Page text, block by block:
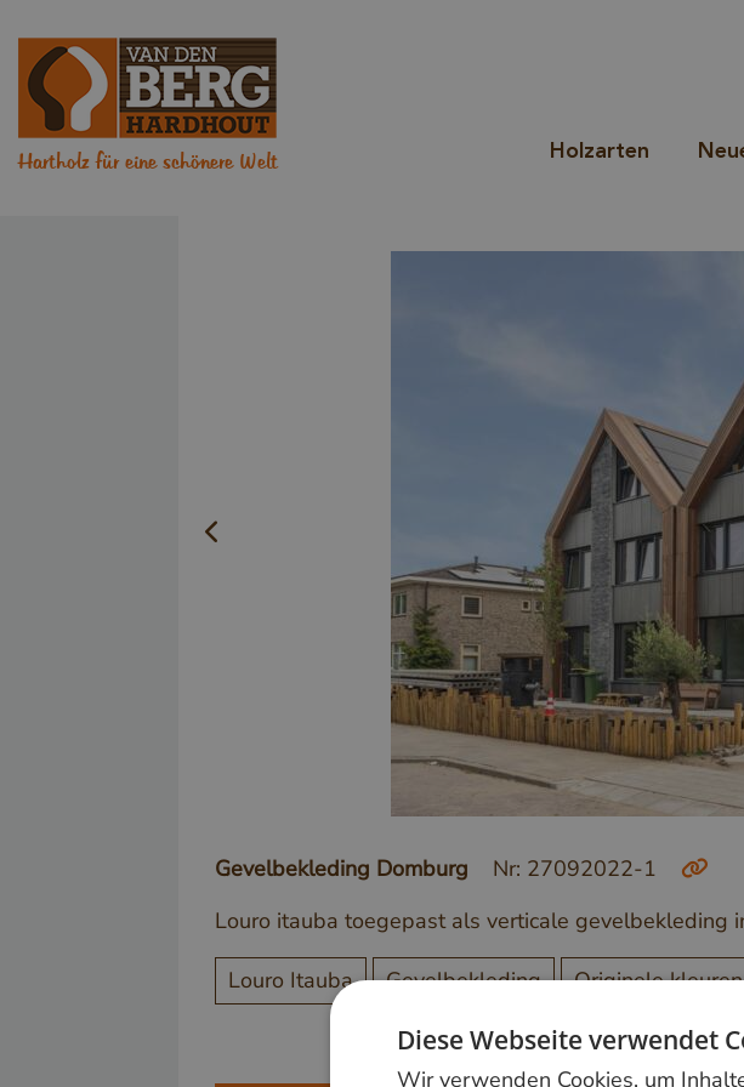
Hartholz für eine schönere Welt Holzarten
Gevelbekleding Domburg
Nr: 27092022-1
Louro itauba toegepast als verticale gevelbekleding
Louro Itauba Gevelbekleding Originele kleuren
Diese Webseite verwendet
Wir verwenden Cookies, um